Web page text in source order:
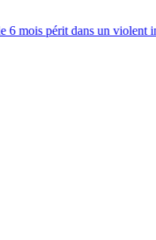
à Libreville●